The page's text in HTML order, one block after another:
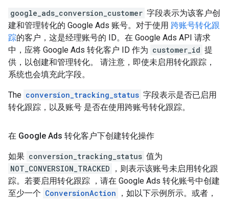
google_ads_conversion_customer 字段表示为该客户创
建和管理转化的 Google Ads 账号。对于使用 跨账号转化跟
踪的客户，这是经理账号的 ID。在 Google Ads API 请求
中，应将 Google Ads 转化客户 ID 作为 customer_id 提
供，以创建和管理转化。 请注意，即使未启用转化跟踪，
系统也会填充此字段。
The conversion_tracking_status 字段表示是否已启用
转化跟踪，以及账号 是否在使用跨账号转化跟踪。
在 Google Ads 转化客户下创建转化操作
如果 conversion_tracking_status 值为
NOT_CONVERSION_TRACKED
，则表示该账号未启用转化跟
踪。若要启用转化跟踪 ，请在 Google Ads 转化账号中创建
至少一个 ConversionAction
，如以下示例所示。或者，